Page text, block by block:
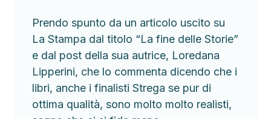
Prendo spunto da un articolo uscito su
La Stampa dal titolo “La fine delle Storie”
e dal post della sua autrice, Loredana
Lipperini, che lo commenta dicendo che i
libri, anche i finalisti Strega se pur di
ottima qualità, sono molto molto realisti,